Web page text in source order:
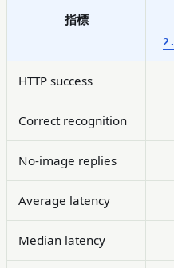
指標
HTTP success
Correct recognition
No-image replies
Average latency
Median latency